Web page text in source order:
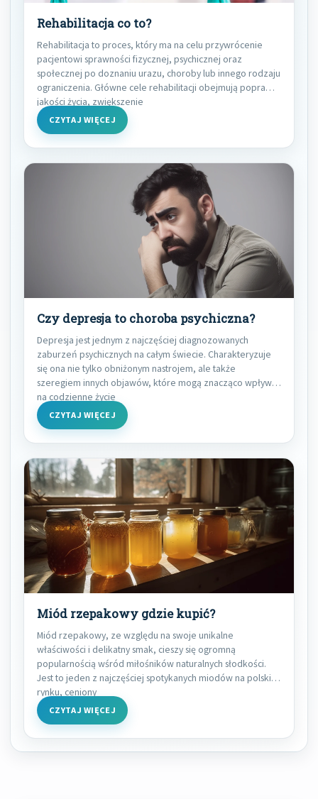
Rehabilitacja co to?
Rehabilitacja to proces, który ma na celu przywrócenie
pacjentowi sprawności fizycznej, psychicznej oraz
społecznej po doznaniu urazu, choroby lub innego rodzaju
ograniczenia. Główne cele rehabilitacji obejmują poprawę
jakości życia, zwiększenie
CZYTAJ WIĘCEJ
Czy depresja to choroba psychiczna?
Depresja jest jednym z najczęściej diagnozowanych
zaburzeń psychicznych na całym świecie. Charakteryzuje
się ona nie tylko obniżonym nastrojem, ale także
szeregiem innych objawów, które mogą znacząco wpływać
na codzienne życie
CZYTAJ WIĘCEJ
Miód rzepakowy gdzie kupić?
Miód rzepakowy, ze względu na swoje unikalne
właściwości i delikatny smak, cieszy się ogromną
popularnością wśród miłośników naturalnych słodkości.
Jest to jeden z najczęściej spotykanych miodów na polskim
rynku, ceniony
CZYTAJ WIĘCEJ